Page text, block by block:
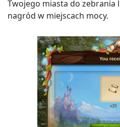
Twojego miasta do zebrania
nagród w miejscach mocy.